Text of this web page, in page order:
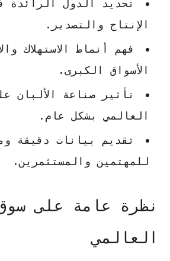
تحديد الدول الرائدة
الإنتاج والتصدير.
فهم أنماط الاستهلاك
الأسواق الكبرى.
تأثير صناعة الألبان
العالمي بشكل عام.
تقديم بيانات دقيقة
للمهتمين والمستثمرين.
نظرة عامة على
العالمي